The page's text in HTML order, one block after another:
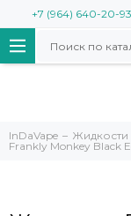
+7 (964) 640-20-93
InDaVape Жидкости
Frankly Monkey Black